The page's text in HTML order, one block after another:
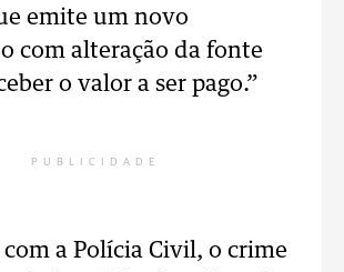
emite um novo
com alteração da fonte
o valor a ser pago.”
PUBLICIDADE
a Polícia Civil, o crime